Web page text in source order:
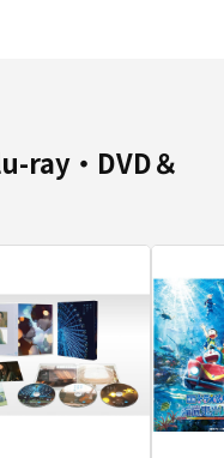
ray・DVD＆